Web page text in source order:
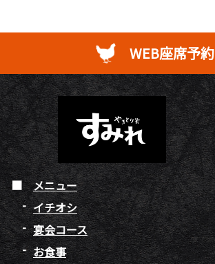
WEB座席予約
メニュー
イチオシ
宴会コース
お食事